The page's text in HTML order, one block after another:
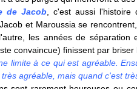
de Jacob , c'est aussi
et Maroussia se
les années de séparation
convaincue) finissent par briser
limite à ce qui est agréable.
très agréable, mais quand c'est